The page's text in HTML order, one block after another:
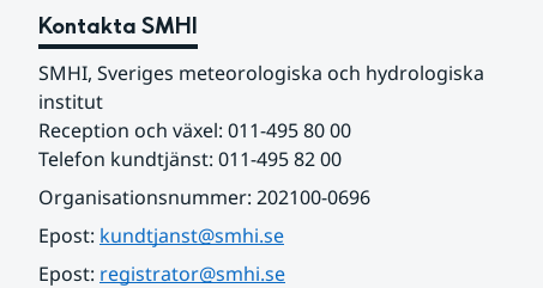
Kontakta SMHI
SMHI, Sveriges meteorologiska och hydrologiska
institut
Reception och växel: 011-495 80 00
Telefon kundtjänst: 011-495 82 00
Organisationsnummer: 202100-0696
Epost: kundtjanst@smhi.se
Epost: registrator@smhi.se